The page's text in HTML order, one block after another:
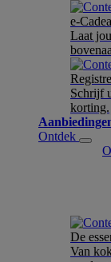
e-
Laat
Schrijf
korting.
Ontdek
De
Van